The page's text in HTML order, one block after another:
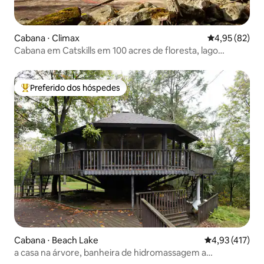
Cabana ⋅ Climax 4,95 de uma
4,95 (82)
Cabana em Catskills em 100 acres de floresta, lago
Entre os melhores preferidos dos hóspedes
Preferido dos hóspedes
Cabana ⋅ Beach Lake 4,93 de uma
4,93 (417)
a casa na árvore, banheira de hidromassagem a